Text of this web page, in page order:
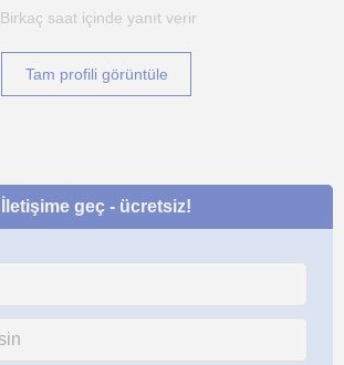
Birkaç saat içinde yanıt verir
Tam profili görüntüle
İletişime geç - ücretsiz!